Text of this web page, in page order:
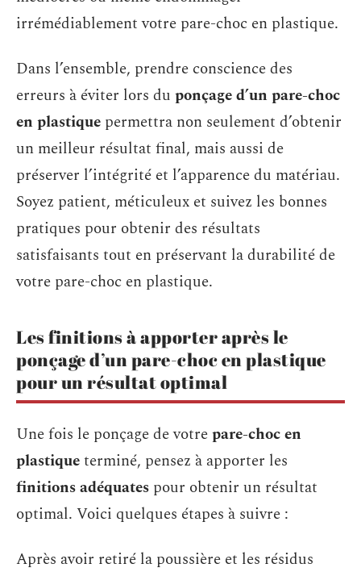
irrémédiablement votre pare-choc en plastique.
Dans l’ensemble, prendre conscience des
erreurs à éviter lors du ponçage d’un pare-choc
en plastique permettra non seulement d’obtenir
un meilleur résultat final, mais aussi de
préserver l’intégrité et l’apparence du matériau.
Soyez patient, méticuleux et suivez les bonnes
pratiques pour obtenir des résultats
satisfaisants tout en préservant la durabilité de
votre pare-choc en plastique.
Les finitions à apporter après le
ponçage d’un pare-choc en plastique
pour un résultat optimal
Une fois le ponçage de votrepare-choc en
plastiqueterminé, pensez à apporter les
finitions adéquates pour obtenir un résultat
optimal. Voici quelques étapes à suivre :
Après avoir retiré la poussière et les résidus